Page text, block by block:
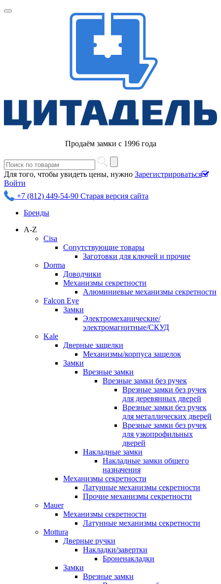
Продаём замки с 1996 года
Для того, чтобы увидеть цены, нужно Зарегистрироваться
Войти
+7 (812) 449-54-90 Старая версия сайта
Бренды
A-Z
Cisa
Сопутствующие товары
Заготовки для ключей и прочие
Dorma
Доводчики
Механизмы секретности
Алюминиевые механизмы секретности
Falcon Eye
Замки
Электромеханические/
электромагнитные/СКУД
Kale
Дверные защелки
Механизмы/корпуса защелок
Замки
Врезные замки
Врезные замки без ручек
Врезные замки без ручек
для деревянных дверей
Врезные замки без ручек
для металлических дверей
Врезные замки без ручек
для узкопрофильных
дверей
Накладные замки
Накладные замки общего
назначения
Механизмы секретности
Латунные механизмы секретности
Прочие механизмы секретности
Mauer
Механизмы секретности
Латунные механизмы секретности
Mottura
Дверные ручки
Накладки/завертки
Броненакладки
Замки
Врезные замки